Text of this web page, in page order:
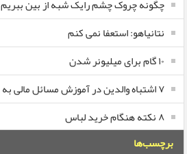
چگونه چروک چشم رایک شبه از بین ببریم
نتانیاهو: استعفا نمی کنم
۱۰ گام برای میلیونر شدن
۷ اشتباه والدین در آموزش مسائل مالی به کودکان
۸ نکته هنگام خرید لباس
برچسب‌ها